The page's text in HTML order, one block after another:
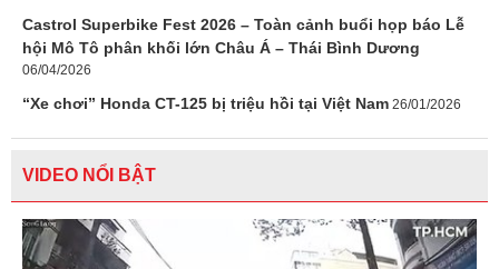
Castrol Superbike Fest 2026 – Toàn cảnh buổi họp báo Lễ
hội Mô Tô phân khối lớn Châu Á – Thái Bình Dương
06/04/2026
“Xe chơi” Honda CT-125 bị triệu hồi tại Việt Nam 26/01/2026
VIDEO NỔI BẬT